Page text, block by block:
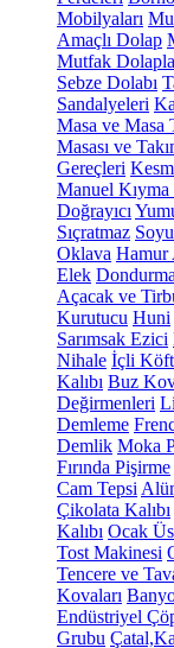
Mobilyaları
Amaçlı Dolap
Mutfak
Sebze Dolabı
Sandalyeleri
Masa ve Masa
Masası ve
Gereçleri
Manuel
Doğrayıcı
Sıçratmaz
Oklava Hamur
Elek
Açacak ve
Kurutucu Huni
Sarımsak Ezici
Nihale İçli
Kalıbı Buz
Değirmenleri
Demleme
Demlik Moka
Fırında Pişirme
Cam Tepsi
Çikolata Kalıbı
Kalıbı Ocak
Tost Makinesi
Tencere ve
Kovaları
Endüstriyel
Grubu